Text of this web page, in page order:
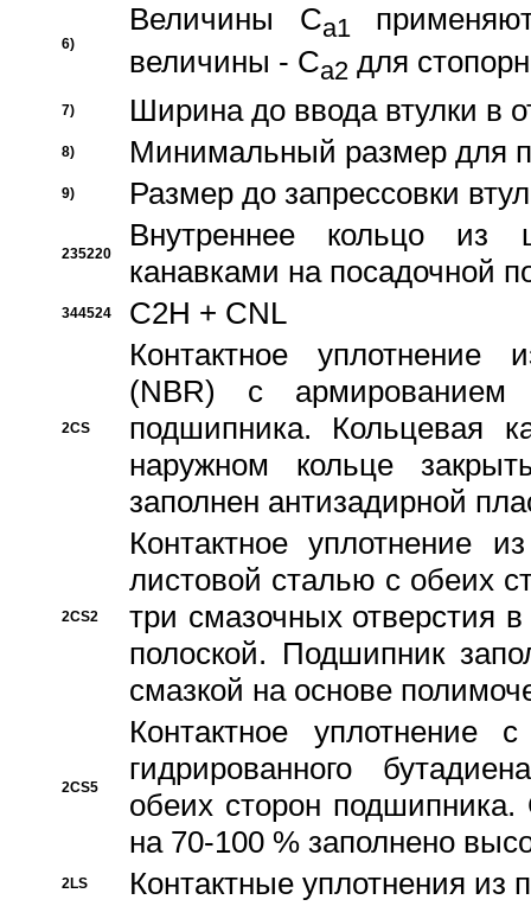
6)
Величины Ca1
величины - Ca2 для
7) Ширина до ввода втулки в
8) Минимальный размер для
9) Размер до запрессовки
235220
Внутреннее кольцо из
канавками на посадочной
344524 C2H + CNL
2CS
Контактное уплотнение
(NBR) с
подшипника. Кольцевая
наружном кольце
заполнен антизадирной
2CS2
Контактное уплотнение
листовой сталью с обеих
три смазочных отверстия
полоской. Подшипник
смазкой на основе
2CS5
Контактное уплотнение
гидрированного
обеих сторон
на 70-100 % заполнено
2LS Контактные уплотнения из